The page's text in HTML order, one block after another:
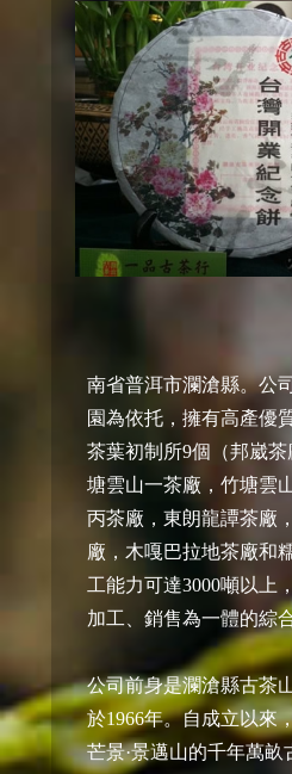
南省普洱市瀾滄縣。公
園為依托，擁有高產優
茶葉初制所9個（邦崴
塘雲山一茶廠，竹塘雲
丙茶廠，東朗龍譚茶廠
廠，木嘎巴拉地茶廠和
工能力可達3000噸以上
加工、銷售為一體的綜
公司前身是瀾滄縣古茶
於1966年。自成立以來
芒景·景邁山的千年萬畝